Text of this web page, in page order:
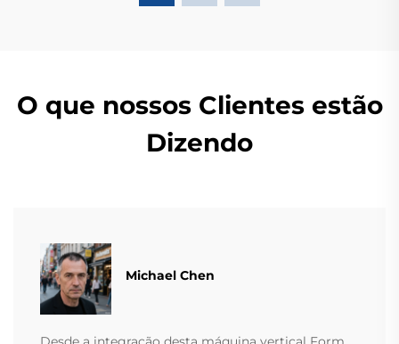
O que nossos Clientes estão
Dizendo
Michael Chen